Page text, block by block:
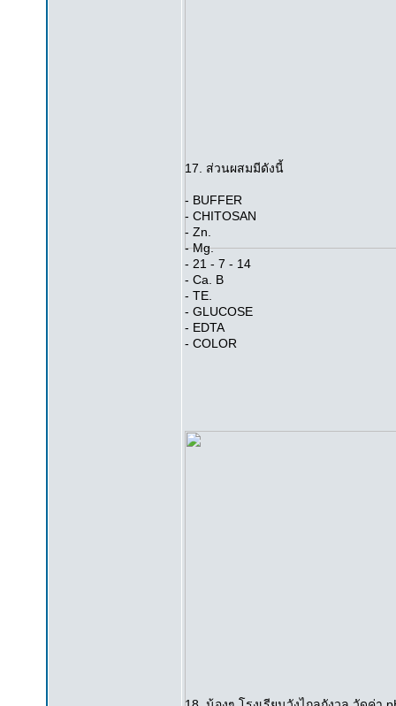
17. ส่วนผสมมีดังนี้
- BUFFER
- CHITOSAN
- Zn.
- Mg.
- 21 - 7 - 14
- Ca. B
- TE.
- GLUCOSE
- EDTA
- COLOR